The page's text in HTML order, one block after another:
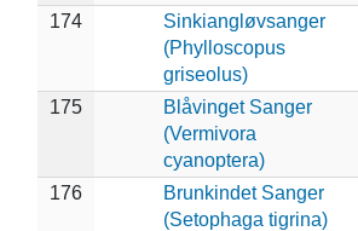
174
Sinkiangløvsanger
(Phylloscopus
griseolus)
175
Blåvinget Sanger
(Vermivora
cyanoptera)
176
Brunkindet Sanger
(Setophaga tigrina)